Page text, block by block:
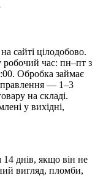
сайті цілодобово.
робочий час: пн–пт з
Обробка займає
— 1–3
на складі.
у вихідні,
днів, якщо він не
вигляд, пломби,